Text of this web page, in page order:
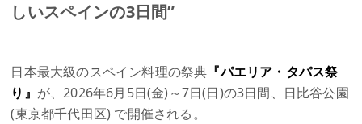
しいスペインの3日間”
日本最大級のスペイン料理の祭典 『パエリア・タパス祭
り』 が、2026年6月5日(金)～7日(日)の3日間、日比谷公園
(東京都千代田区) で開催される。